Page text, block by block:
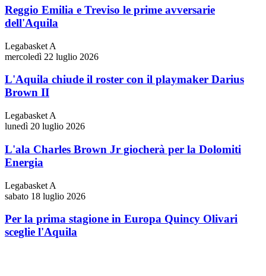
Reggio Emilia e Treviso le prime avversarie
dell'Aquila
Legabasket A
mercoledì 22 luglio 2026
L'Aquila chiude il roster con il playmaker Darius
Brown II
Legabasket A
lunedì 20 luglio 2026
L'ala Charles Brown Jr giocherà per la Dolomiti
Energia
Legabasket A
sabato 18 luglio 2026
Per la prima stagione in Europa Quincy Olivari
sceglie l'Aquila